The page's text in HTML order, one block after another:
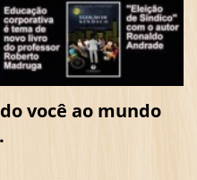
você ao mundo